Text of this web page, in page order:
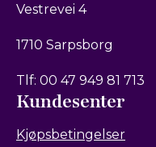
Vestrevei 4
1710 Sarpsborg
Tlf: 00 47 949 81 713
Kundesenter
Kjøpsbetingelser